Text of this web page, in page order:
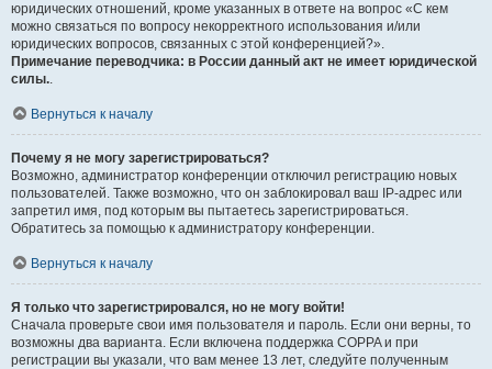
юридических отношений, кроме указанных в ответе на вопрос «С кем
можно связаться по вопросу некорректного использования и/или
юридических вопросов, связанных с этой конференцией?».
Примечание переводчика: в России данный акт не имеет юридической
силы..
Вернуться к началу
Почему я не могу зарегистрироваться?
Возможно, администратор конференции отключил регистрацию новых
пользователей. Также возможно, что он заблокировал ваш IP-адрес или
запретил имя, под которым вы пытаетесь зарегистрироваться.
Обратитесь за помощью к администратору конференции.
Вернуться к началу
Я только что зарегистрировался, но не могу войти!
Сначала проверьте свои имя пользователя и пароль. Если они верны, то
возможны два варианта. Если включена поддержка COPPA и при
регистрации вы указали, что вам менее 13 лет, следуйте полученным